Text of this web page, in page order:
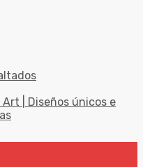
| Diseños únicos e